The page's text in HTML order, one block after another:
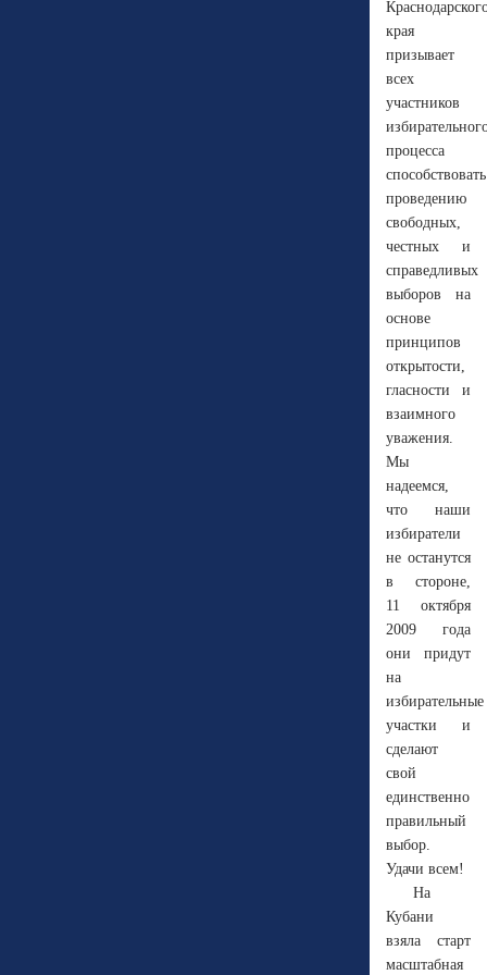
края
призывает
всех
участников
процесса
способствовать
проведению
свободных,
честных и
справедливых
выборов на
основе
принципов
открытости,
гласности и
взаимного
уважения.
Мы
надеемся,
что наши
избиратели
не останутся
в стороне,
11 октября
2009 года
они придут
на
избирательные
участки и
сделают
свой
единственно
правильный
выбор.
Удачи всем!
На
Кубани
взяла старт
масштабная